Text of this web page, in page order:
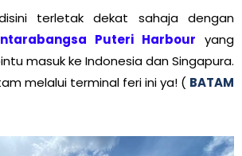
terletak dekat sahaja dengan
Puteri Harbour yang
masuk ke Indonesia dan Singapura.
melalui terminal feri ini ya! ( BATAM